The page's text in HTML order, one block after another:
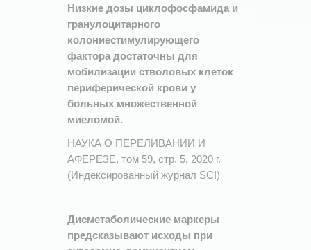
Низкие дозы циклофосфамида и
гранулоцитарного
колониестимулирующего
фактора достаточны для
мобилизации стволовых клеток
периферической крови у
больных множественной
миеломой.
НАУКА О ПЕРЕЛИВАНИИ И
АФЕРЕЗЕ, том 59, стр. 5, 2020 г.
(Индексированный журнал SCI)
Дисметаболические маркеры
предсказывают исходы при